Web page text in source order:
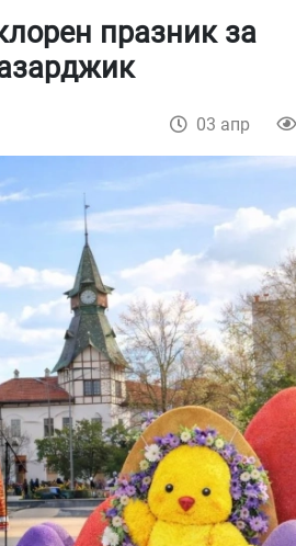
празник за
03 апр